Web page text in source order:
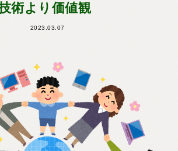
術より価値観
2023.03.07